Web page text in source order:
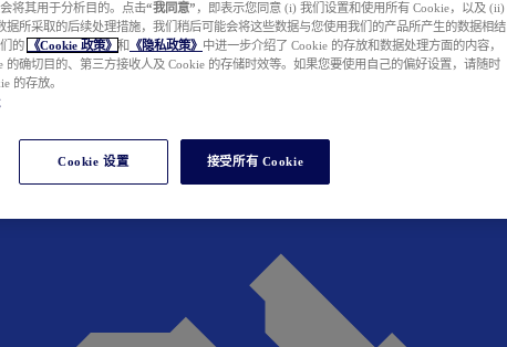
将其用于分析目的。点击“我同意” ，即表示您同意 (i) 我们设置和使用所有 Cookie，以及 (ii)
据所采取的后续处理措施，我们稍后可能会将这些数据与您使用我们的产品所产生的数据相结
的
《Cookie 政策》 和 《隐私政策》 中进一步介绍了 Cookie 的存放和数据处理方面的内容，
的确切目的、第三方接收人及 Cookie 的存储时效等。如果您要使用自己的偏好设置，请随时
的存放。
Cookie 设置 接受所有 Cookie